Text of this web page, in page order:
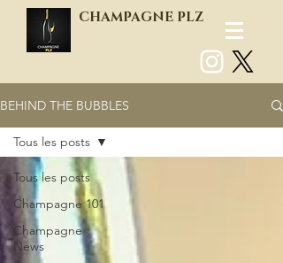
CHAMPAGNE PLZ
BEHIND THE BUBBLES
Tous les posts
Champagne 101
Champagne
News
Tous les posts